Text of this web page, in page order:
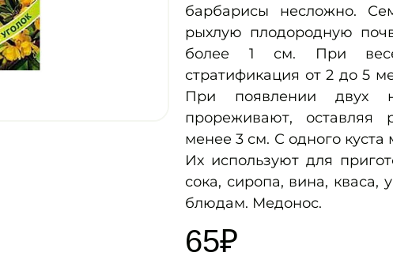
барбарисы несложно.
рыхлую плодородную
более 1 см. При
стратификация от 2 до 5
При появлении двух
прореживают,
менее 3 см. С одного куста
Их используют для
сока, сиропа, вина, кваса,
блюдам. Медонос.
65₽